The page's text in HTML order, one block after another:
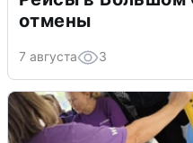
отмены
7 августа 3